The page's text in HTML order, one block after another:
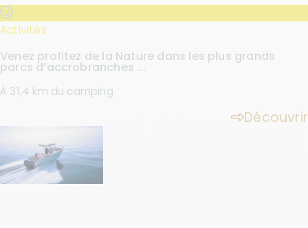
Activités
Venez profitez de la Nature dans les plus grands
parcs d’accrobranches ...
À 31,4 km du camping
Découvrir